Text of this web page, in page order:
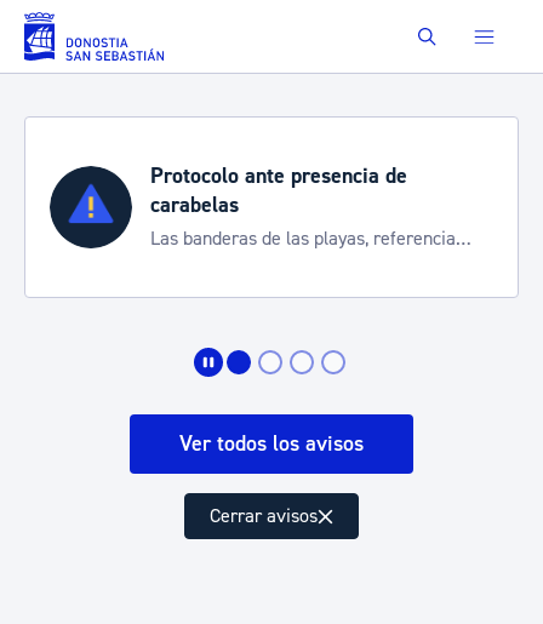
Saltar al contenido principal Buscar
Protocolo ante presencia de
carabelas
Las banderas de las playas, referencia
Ver todos los avisos
Cerrar avisos